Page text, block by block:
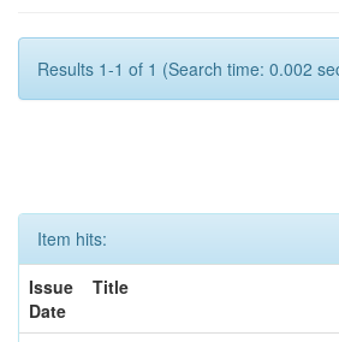
Results 1-1 of 1 (Search time: 0.002
Item hits:
Issue
Date
Title